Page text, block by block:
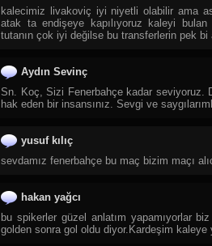
44.Minika Go
45. Zarok TV
47.İsrail - ABD - İran Savaşı
48. Lider Haber
49. TGRT Haber
51.
Ulusal Kanal
Bengü Türk TV
Bloomberg HT
55.Flash Haber Tv
kalecimiz livakoviç iyi niyetli olabilir ama
atak ta endişeye kapılıyoruz kaleyi
tutanın çok iyi değilse bu transferlerin pek bi
Aydın Sevinç
Sn. Koç, Sizi Fenerbahçe kadar seviyoruz.
hak eden bir insansınız. Sevgi ve
yusuf kılıç
sevdamız fenerbahçe bu maç bizim maçı
hakan yağcı
bu spikerler güzel anlatım yapamıyorlar
golden sonra gol oldu diyor.Kardeşim kaleye